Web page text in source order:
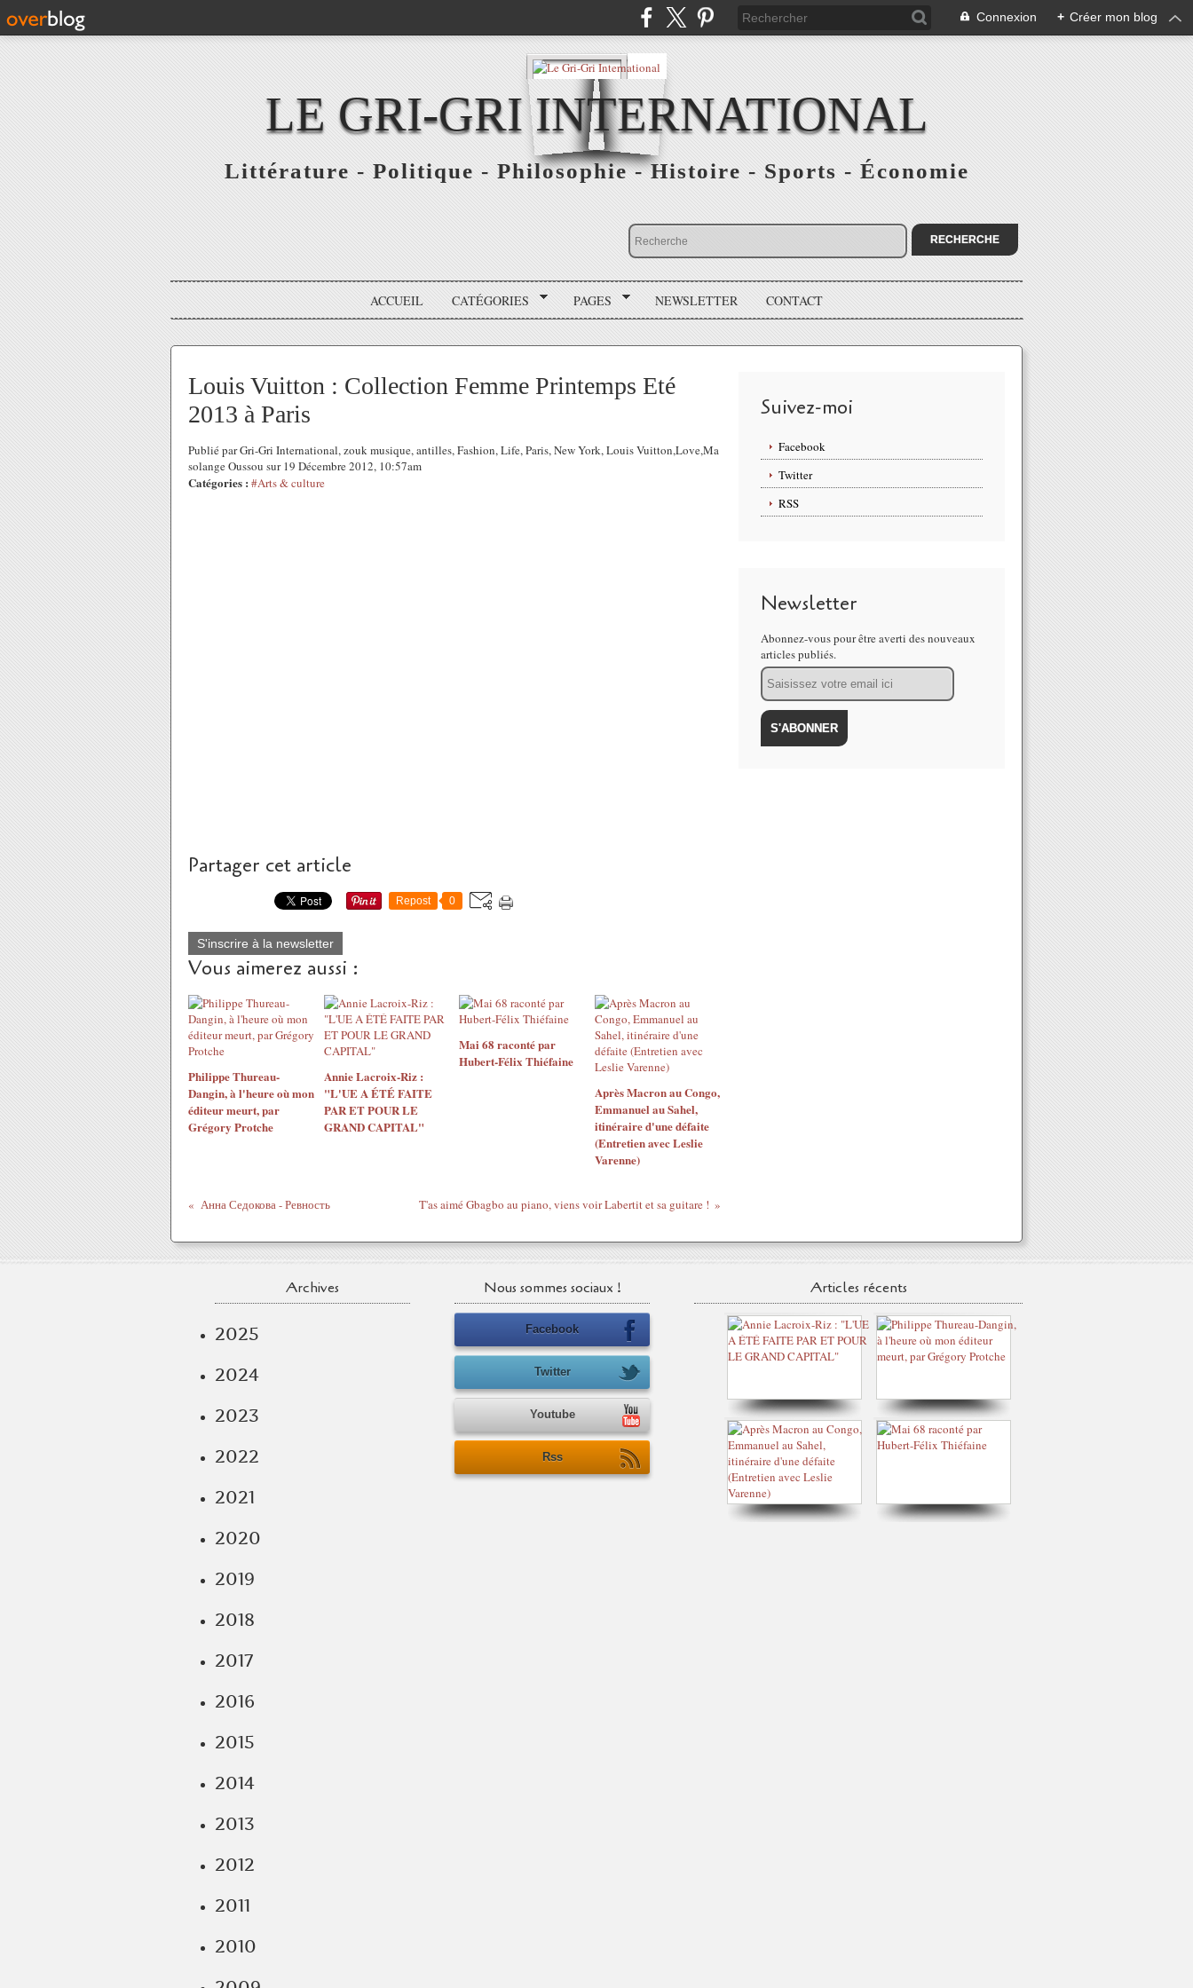
Connexion + Créer mon blog
LE GRI-GRI INTERNATIONAL
Littérature - Politique - Philosophie - Histoire - Sports - Économie
ACCUEIL CATÉGORIES PAGES NEWSLETTER CONTACT
Louis Vuitton : Collection Femme Printemps Eté
2013 à Paris
Publié par Gri-Gri International, zouk musique, antilles, Fashion, Life, Paris, New York, Louis Vuitton,Love,Ma
solange Oussou sur 19 Décembre 2012, 10:57am
Catégories : #Arts & culture
Partager cet article
Repost 0
S'inscrire à la newsletter
Vous aimerez aussi :
Philippe Thureau-
Dangin, à l'heure où mon
éditeur meurt, par
Grégory Protche
Annie Lacroix-Riz :
"L'UE A ÉTÉ FAITE
PAR ET POUR LE
GRAND CAPITAL"
Mai 68 raconté par
Hubert-Félix Thiéfaine
Après Macron au Congo,
Emmanuel au Sahel,
itinéraire d'une défaite
(Entretien avec Leslie
Varenne)
Анна Седокова - Ревность T'as aimé Gbagbo au piano, viens voir Labertit et sa guitare !
Suivez-moi
Facebook
Twitter
RSS
Newsletter
Abonnez-vous pour être averti des nouveaux
articles publiés.
Email
Archives
2025
2024
2023
2022
2021
2020
2019
2018
2017
2016
2015
2014
2013
2012
2011
2010
Nous sommes sociaux !
Facebook
Twitter
Youtube
Rss
Articles récents